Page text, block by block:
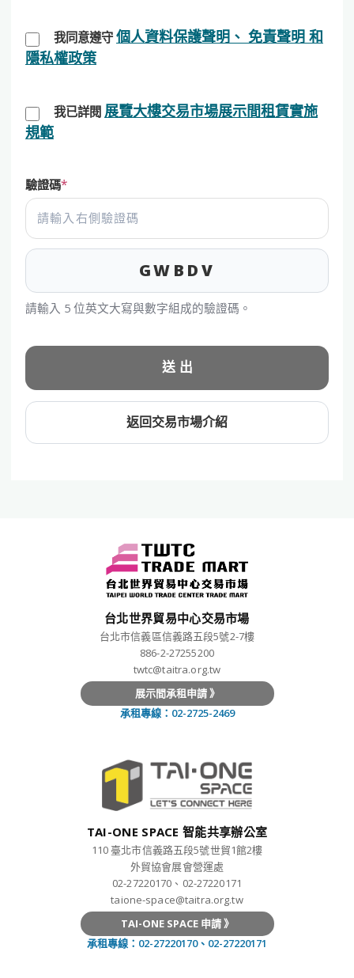
我同意遵守個人資料保護聲明、 免責聲明 和
隱私權政策
我已詳閱 展覽大樓交易市場展示間租賃實施
規範
驗證碼
GWBDV
請輸入 5 位英文大寫與數字組成的驗證碼。
送 出
返回交易市場介紹
台北世界貿易中心交易市場
台北市信義區信義路五段5號2-7樓
886-2-27255200
twtc@taitra.org.tw
展示間承租申請 》
承租專線：02-2725-2469
TAI-ONE SPACE 智能共享辦公室
110 臺北市信義路五段5號世貿1館2樓
外貿協會展會營運處
02-27220170、02-27220171
taione-space@taitra.org.tw
TAI-ONE SPACE 申請 》
承租專線：02-27220170、02-27220171